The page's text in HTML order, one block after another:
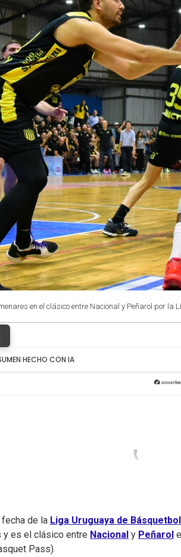
en el clásico entre Nacional y Peñarol por la
HECHO CON IA
de la Liga Uruguaya de Básquetbol
y es el clásico entre Nacional y Peñarol
Pass).